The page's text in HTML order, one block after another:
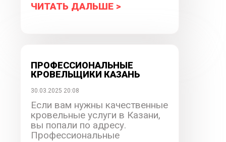
ЧИТАТЬ ДАЛЬШЕ >
ПРОФЕССИОНАЛЬНЫЕ
КРОВЕЛЬЩИКИ КАЗАНЬ
30.03.2025 20:08
Если вам нужны качественные
кровельные услуги в Казани,
вы попали по адресу.
Профессиональные